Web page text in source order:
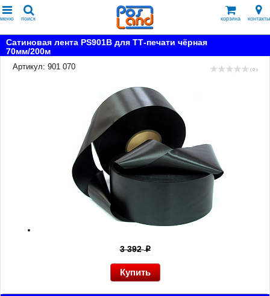
меню поиск корзина контакты
Сатиновая лента PS901B для ТТ-печати чёрная
70мм/200м
Артикул: 901 070
( 0 )
3 392p